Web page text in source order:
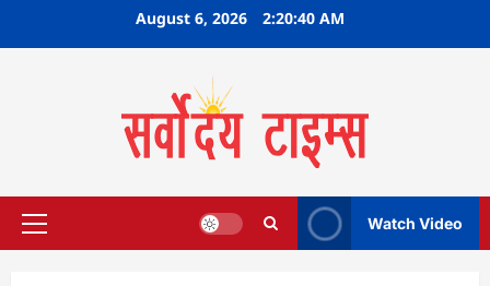
August 6, 2026 2:20:41 AM
Primary
Watch Video